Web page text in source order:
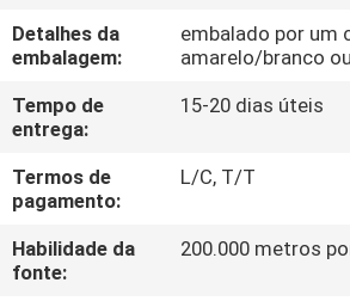
CONTROLE
DA
QUALIDADE
CONTACTE-
NOS
Detalhes da
embalagem:
embalado por um
amarelo/branco
Tempo de
entrega:
15-20 dias úteis
Termos de
pagamento:
L/C, T/T
Habilidade da
fonte:
200.000 metros